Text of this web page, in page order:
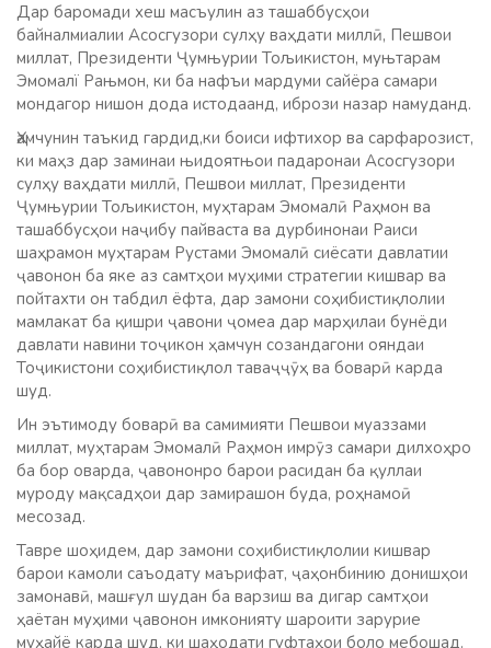
Дар баромади хеш масъулин аз ташаббусҳои
байналмиалии Асосгузори сулҳу ваҳдати миллӣ, Пешвои
миллат, Президенти Ҷумњурии Тољикистон, муњтарам
Эмомалї Рањмон, ки ба нафъи мардуми сайёра самари
мондагор нишон дода истодаанд, ибрози назар намуданд.
Ҳамчунин таъкид гардид,ки боиси ифтихор ва сарфарозист,
ки маҳз дар заминаи њидоятњои падаронаи Асосгузори
сулҳу ваҳдати миллӣ, Пешвои миллат, Президенти
Ҷумњурии Тољикистон, муҳтарам Эмомалӣ Раҳмон ва
ташаббусҳои наҷибу пайваста ва дурбинонаи Раиси
шаҳрамон муҳтарам Рустами Эмомалӣ сиёсати давлатии
ҷавонон ба яке аз самтҳои муҳими стратегии кишвар ва
пойтахти он табдил ёфта, дар замони соҳибистиқлолии
мамлакат ба қишри ҷавони ҷомеа дар марҳилаи бунёди
давлати навини тоҷикон ҳамчун созандагони ояндаи
Тоҷикистони соҳибистиқлол таваҷҷӯҳ ва боварӣ карда
шуд.
Ин эътимоду боварӣ ва самимияти Пешвои муаззами
миллат, муҳтарам Эмомалӣ Раҳмон имрӯз самари дилхоҳро
ба бор оварда, ҷавононро барои расидан ба қуллаи
муроду мақсадҳои дар замирашон буда, роҳнамоӣ
месозад.
Тавре шоҳидем, дар замони соҳибистиқлолии кишвар
барои камоли саъодату маърифат, ҷаҳонбинию донишҳои
замонавӣ, машғул шудан ба варзиш ва дигар самтҳои
ҳаётан муҳими ҷавонон имконияту шароити зарурие
муҳайё карда шуд, ки шаҳодати гуфтаҳои боло мебошад.